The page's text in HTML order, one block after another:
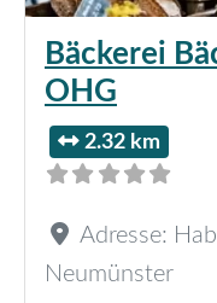
Bäckerei
OHG
2.32 km
Adresse:
Neumünster